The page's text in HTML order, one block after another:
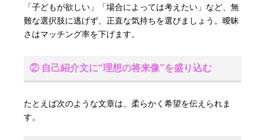
「子どもが欲しい」「場合によっては考えたい」など、無
難な選択肢に逃げず、正直な気持ちを選びましょう。曖昧
さはマッチング率を下げます。
② 自己紹介文に“理想の将来像”を盛り込む
たとえば次のような文章は、柔らかく希望を伝えられま
す。